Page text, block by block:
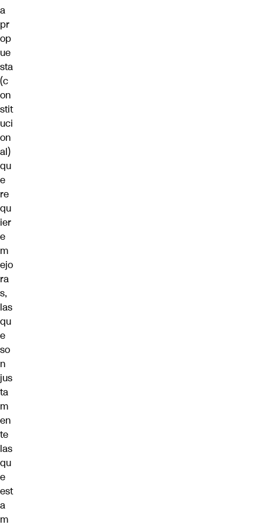
a
pr
op
ue
sta
(c
on
stit
uci
on
al)
qu
e
re
qu
ier
e
m
ejo
ra
s,
las
qu
e
so
n
jus
ta
m
en
te
las
qu
e
est
a
m